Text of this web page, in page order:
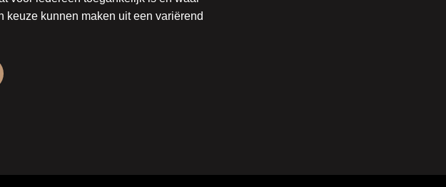
kunnen maken uit een variërend